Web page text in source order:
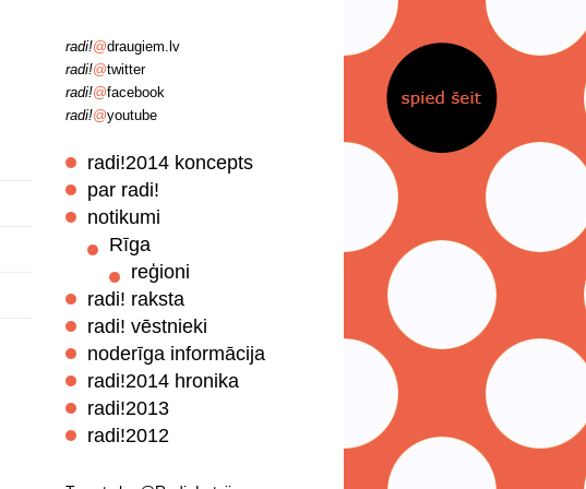
radi!@draugiem.lv
radi!@twitter
radi!@facebook
radi!@youtube
radi!2014 koncepts
par radi!
notikumi
Rīga
reģioni
radi! raksta
radi! vēstnieki
noderīga informācija
radi!2014 hronika
radi!2013
radi!2012